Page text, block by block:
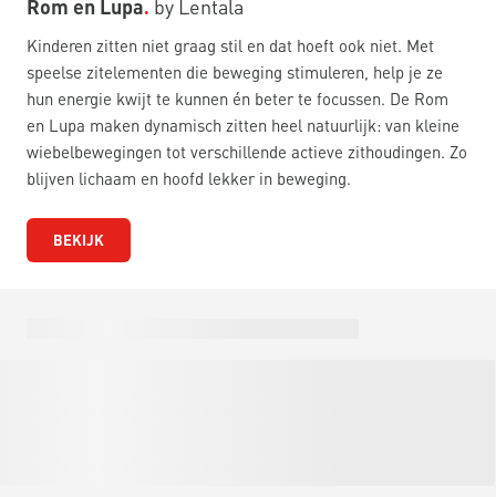
Rom en Lupa by Lentala
Kinderen zitten niet graag stil en dat hoeft ook niet. Met
speelse zitelementen die beweging stimuleren, help je ze
hun energie kwijt te kunnen én beter te focussen. De Rom
en Lupa maken dynamisch zitten heel natuurlijk: van kleine
wiebelbewegingen tot verschillende actieve zithoudingen. Zo
blijven lichaam en hoofd lekker in beweging.
BEKIJK